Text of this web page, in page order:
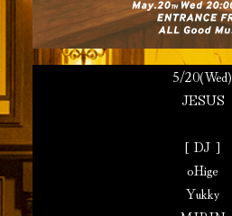
5/20(Wed)
JESUS
[ DJ ]
oHige
Yukky